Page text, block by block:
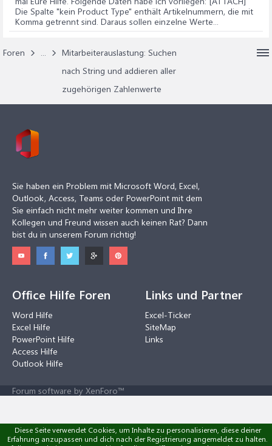
Die Spalte "kein Product Type" enthält Artikelnummern, die mit
Komma getrennt sind. Daraus sollen einzelne Werte...
Foren
Mitarbeiterauslastung: Suchen
nach String und addieren aller
zugehörigen Zahlenwerte
Sie haben ein Problem mit Microsoft Word, Excel,
Outlook, Access, Teams oder PowerPoint mit dem
Sie einfach nicht mehr weiter kommen und Ihre
Kollegen und Freund wissen auch keinen Rat? Dann
bist du in unserem Forum richtig!
Office Hilfe Foren
Word Hilfe
Excel Hilfe
PowerPoint Hilfe
Access Hilfe
Outlook Hilfe
Links und Partner
Excel-Ticker
SiteMap
Links
Forum software by XenForo™
Diese Seite verwendet Cookies, um Inhalte zu personalisieren, diese deiner
Erfahrung anzupassen und dich nach der Registrierung angemeldet zu halten.